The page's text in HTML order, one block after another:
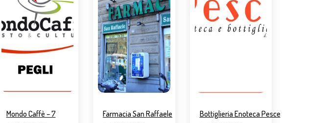
Mondo Caffè – 7 Farmacia San Raffaele Bottiglieria Enoteca Pesce